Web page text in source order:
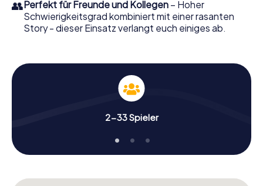
👥Perfekt für Freunde und Kollegen – Hoher
Schwierigkeitsgrad kombiniert mit einer rasanten
Story - dieser Einsatz verlangt euch einiges ab.
2-33 Spieler